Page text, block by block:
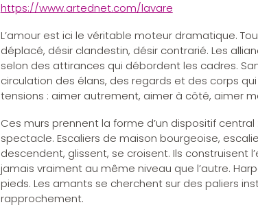
https://www.artednet.com/lavare
L’amour est ici le véritable moteur dramatique.
déplacé, désir clandestin, désir contrarié. Les
selon des attirances qui débordent les cadres.
circulation des élans, des regards et des corps
tensions : aimer autrement, aimer à côté, aimer
Ces murs prennent la forme d’un dispositif
spectacle. Escaliers de maison bourgeoise,
descendent, glissent, se croisent. Ils construisent
jamais vraiment au même niveau que l’autre.
pieds. Les amants se cherchent sur des paliers
rapprochement.